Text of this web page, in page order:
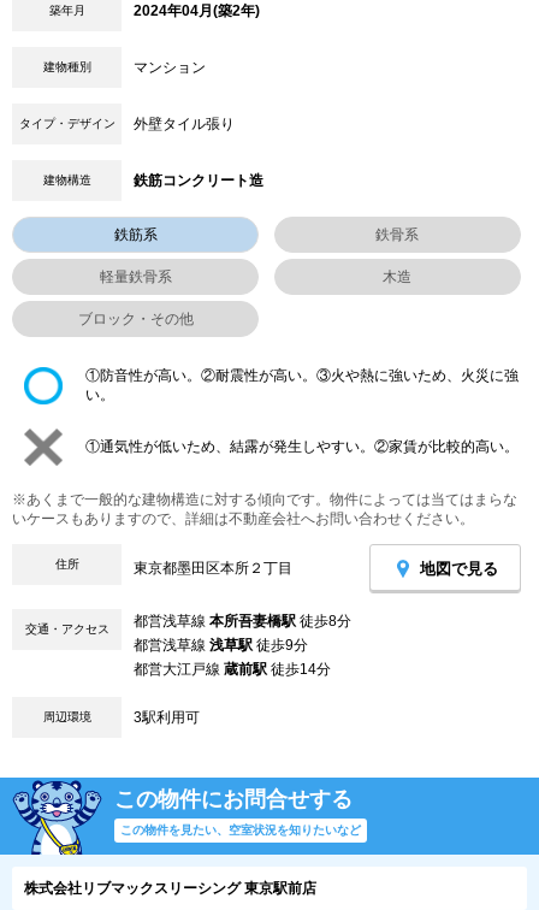
築年月 2024年04月(築2年)
建物種別 マンション
タイプ・デザイン 外壁タイル張り
建物構造 鉄筋コンクリート造
鉄筋系 鉄骨系
軽量鉄骨系 木造
ブロック・その他
①防音性が高い。②耐震性が高い。③火や熱に強いため、火災に強
い。
①通気性が低いため、結露が発生しやすい。②家賃が比較的高い。
※あくまで一般的な建物構造に対する傾向です。物件によっては当てはまらな
いケースもありますので、詳細は不動産会社へお問い合わせください。
住所 東京都墨田区本所２丁目 地図で見る
交通・アクセス 都営浅草線 本所吾妻橋駅 徒歩8分
都営浅草線 浅草駅 徒歩9分
都営大江戸線 蔵前駅 徒歩14分
周辺環境 3駅利用可
この物件にお問合せする
この物件を見たい、空室状況を知りたいなど
株式会社リブマックスリーシング 東京駅前店